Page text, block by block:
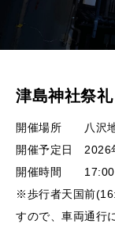
津島神社祭礼
開催場所 八沢
開催予定日 2026
開催時間 17:00
※歩行者天国前
すので、車両通行